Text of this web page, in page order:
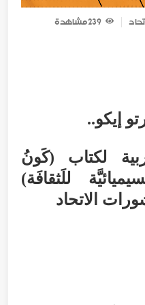
239
مشاهدة
إيكو..
لكتاب (كَونُ
للَثقافَة)
الاتحاد